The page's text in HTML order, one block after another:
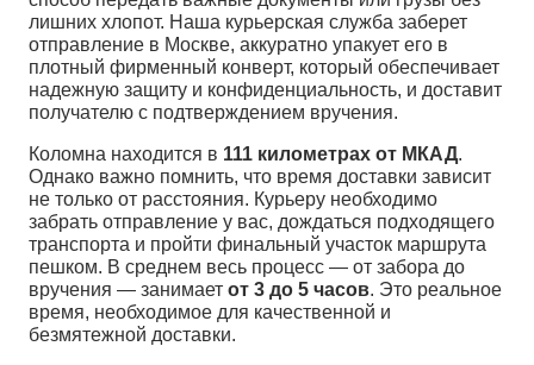
лишних хлопот. Наша курьерская служба заберет
отправление в Москве, аккуратно упакует его в
плотный фирменный конверт, который обеспечивает
надежную защиту и конфиденциальность, и доставит
получателю с подтверждением вручения.
Коломна находится в 111 километрах от МКАД.
Однако важно помнить, что время доставки зависит
не только от расстояния. Курьеру необходимо
забрать отправление у вас, дождаться подходящего
транспорта и пройти финальный участок маршрута
пешком. В среднем весь процесс — от забора до
вручения — занимает от 3 до 5 часов. Это реальное
время, необходимое для качественной и
безмятежной доставки.